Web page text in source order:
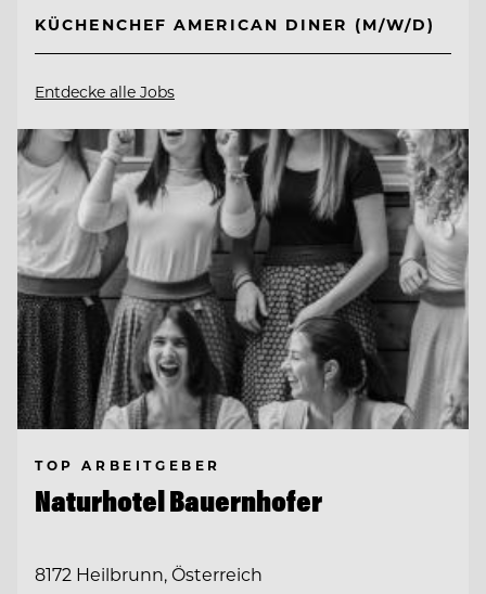
KÜCHENCHEF AMERICAN DINER (M/W/D)
Entdecke alle Jobs
TOP ARBEITGEBER
Naturhotel Bauernhofer
8172 Heilbrunn, Österreich